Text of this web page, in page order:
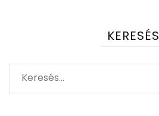
KERESÉS
Keresés: